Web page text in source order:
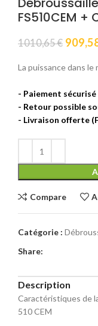
FS510CEM
1010,65€ Le
initial
La puissance dans le
Compare
Catégorie :
Share:
Description
Caractéristiques de
510 CEM